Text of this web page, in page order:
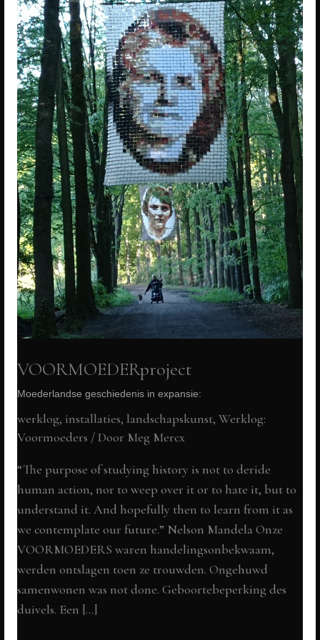
VOORMOEDERproject
Moederlandse geschiedenis in expansie:
werklog, installaties, landschapskunst,Werklog:
Voormoeders / Door Meg Mercx
“The purpose of studying history is not to deride
human action, nor to weep over it or to hate it, but to
understand it. And hopefully then to learn from it as
we contemplate our future.” Nelson Mandela Onze
VOORMOEDERS waren handelingsonbekwaam,
werden ontslagen toen ze trouwden. Ongehuwd
samenwonen was not done. Geboortebeperking des
duivels. Een […]